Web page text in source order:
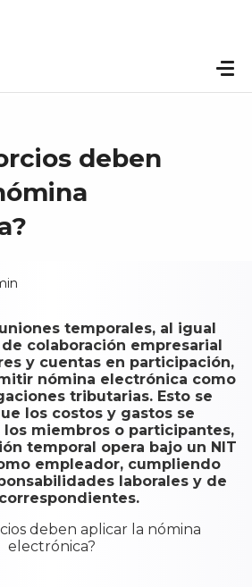
deben
temporales, al igual
colaboración empresarial
y cuentas en participación,
nómina electrónica como
tributarias. Esto se
los costos y gastos se
miembros o participantes,
temporal opera bajo un NIT
empleador, cumpliendo
laborales y de